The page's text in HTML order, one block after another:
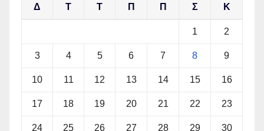
Δ Τ Τ Π Π Σ Κ
1 2
3 4 5 6 7 8 9
10 11 12 13 14 15 16
17 18 19 20 21 22 23
24 25 26 27 28 29 30